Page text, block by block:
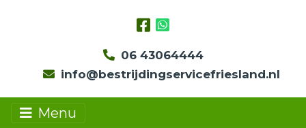
06 43064444
info@bestrijdingservicefriesland.nl
Menu